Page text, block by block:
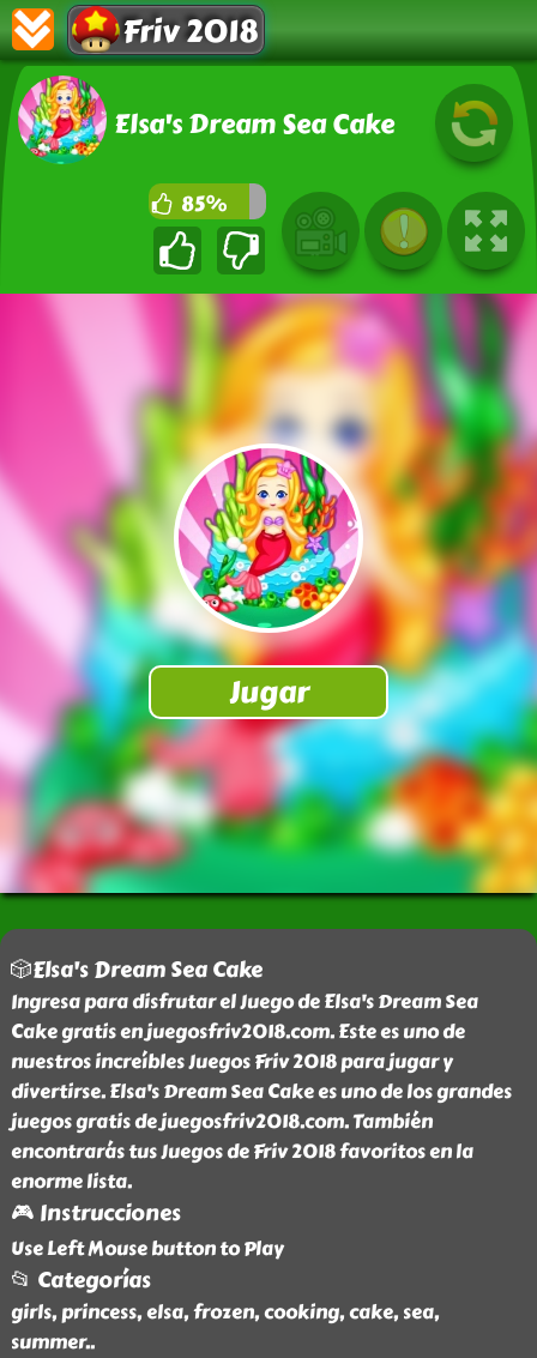
Friv 2018
Elsa's Dream Sea Cake
85%
🎲Elsa's Dream Sea Cake
Ingresa para disfrutar el Juego de Elsa's Dream Sea
Cake gratis en juegosfriv2018.com. Este es uno de
nuestros increíbles Juegos Friv 2018 para jugar y
divertirse. Elsa's Dream Sea Cake es uno de los grandes
juegos gratis de juegosfriv2018.com. También
encontrarás tus Juegos de Friv 2018 favoritos en la
enorme lista.
🎮 Instrucciones
Use Left Mouse button to Play
📂 Categorías
girls, princess, elsa, frozen, cooking, cake, sea,
summer..